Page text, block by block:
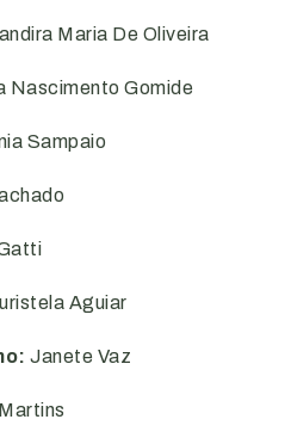
Maria De Oliveira
Nascimento Gomide
Sampaio
Aguiar
Janete Vaz